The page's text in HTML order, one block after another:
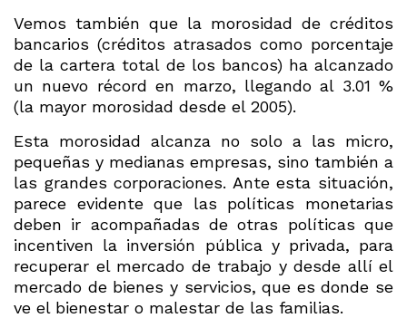
Vemos también que la morosidad de créditos
bancarios (créditos atrasados como porcentaje
de la cartera total de los bancos) ha alcanzado
un nuevo récord en marzo, llegando al 3.01 %
(la mayor morosidad desde el 2005).
Esta morosidad alcanza no solo a las micro,
pequeñas y medianas empresas, sino también a
las grandes corporaciones. Ante esta situación,
parece evidente que las políticas monetarias
deben ir acompañadas de otras políticas que
incentiven la inversión pública y privada, para
recuperar el mercado de trabajo y desde allí el
mercado de bienes y servicios, que es donde se
ve el bienestar o malestar de las familias.